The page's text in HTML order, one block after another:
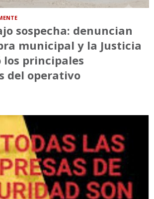
sospecha: denuncian
municipal y la Justicia
los principales
del operativo